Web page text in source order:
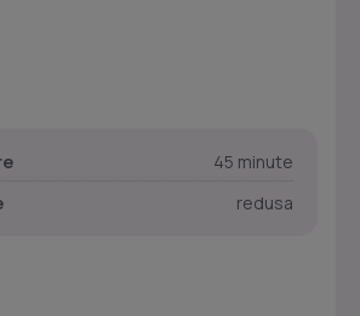
45 minute
redusa